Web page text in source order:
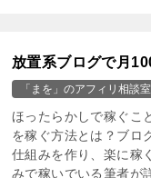
放置系ブログで月
「まを」のアフィリ相談
ほったらかしで稼ぐこ
を稼ぐ方法とは？ブロ
仕組みを作り、楽に稼
みで稼いでいる筆者が